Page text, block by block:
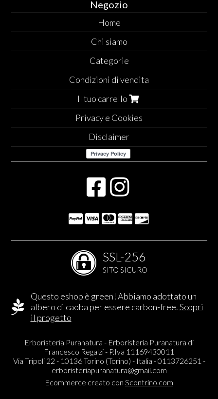
Negozio
Home
Chi siamo
Categorie
Condizioni di vendita
Il tuo carrello
Privacy e Cookies
Disclaimer
SSL-256
SITO SICURO
Questo eshop è green! Abbiamo adottato un
albero di caoba per essere carbon-free.Scopri
il progetto
Erboristeria Puranatura - Erboristeria Puranatura di
Francesco Regalzi - P.Iva 11169430011
Via Tripoli 22 - 10136 Torino (Torino) - Italia - 0113726251 -
erboristeriapuranatura@gmail.com
Ecommerce creato con Scontrino.com